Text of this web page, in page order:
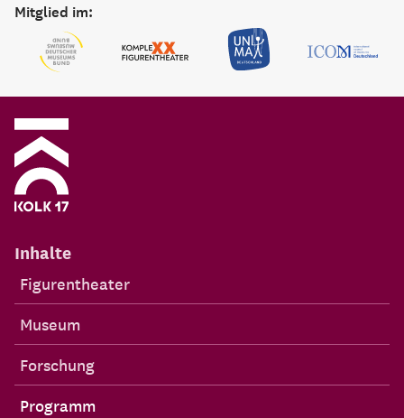
Mitglied im:
Inhalte
Figurentheater
Museum
Forschung
Programm